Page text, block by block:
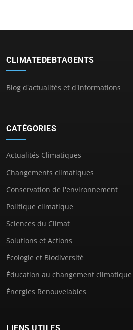
CLIMATEDEBTAGENTS
Blog d'actualités et d'informations
CATÉGORIES
Actualités Climatiques
Changements climatiques
Conservation de l'environnement
Politique climatique
Sciences du Climat
Solutions et Actions
Écologie et Biodiversité
Éducation au changement climatique
Énergies Renouvelables